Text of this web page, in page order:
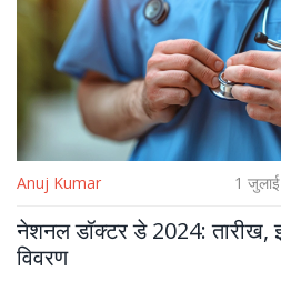
Anuj Kumar 1
नेशनल डॉक्टर डे 2024: तारीख,
विवरण